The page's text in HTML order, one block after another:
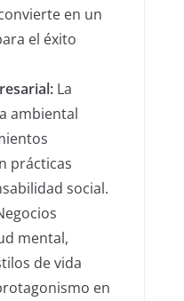
en un
el éxito
La
ambiental
prácticas
social.
mental,
de vida
en